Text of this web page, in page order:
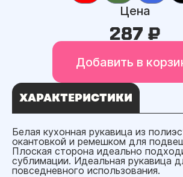
Цена
287 ₽
Добавить в
ХАРАКТЕРИСТИКИ
Белая кухонная рукавица из
окантовкой и ремешком для
Плоская сторона идеально
сублимации. Идеальная рукавица
повседневного использования.